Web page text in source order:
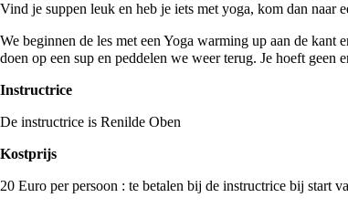
Vind je suppen leuk en heb je iets met yoga, kom dan naar
We beginnen de les met een Yoga warming up aan de
doen op een sup en peddelen we weer terug. Je hoeft
Instructrice
De instructrice is Renilde Oben
Kostprijs
20 Euro per persoon : te betalen bij de instructrice bij start